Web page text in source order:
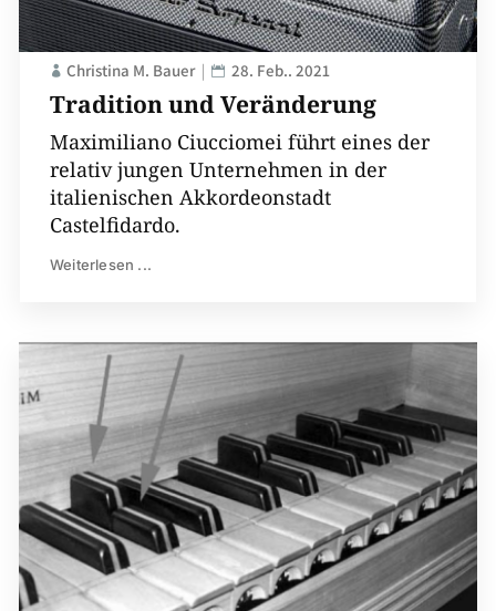
Tradition und Veränderung
Christina M. Bauer 28. Feb.. 2021
Maximiliano Ciucciomei führt eines der
relativ jungen Unternehmen in der
italienischen Akkordeonstadt
Castelfidardo.
Weiterlesen ...